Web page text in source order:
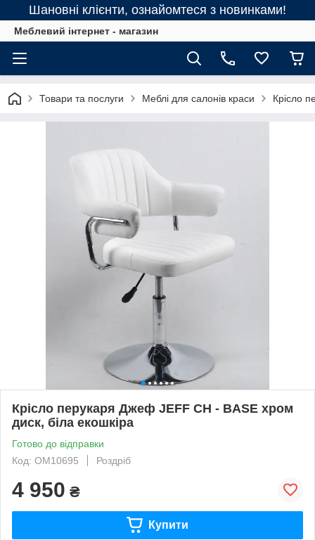
Шановні клієнти, ознайомтеся з новинками!
Меблевий інтернет - магазин
Товари та послуги Меблі для салонів краси Крісло
Крісло перукаря Джеф JEFF CH - BASE хром
диск, біла екошкіра
Готово до відправки
Код: ОМ10695
Роздріб
4 950 ₴
Купити